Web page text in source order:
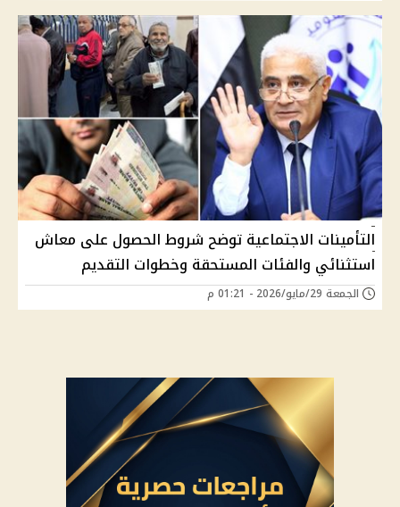
التأمينات الاجتماعية توضح شروط الحصول على معاش
استثنائي والفئات المستحقة وخطوات التقديم
الجمعة 29/مايو/2026 - 01:21 م